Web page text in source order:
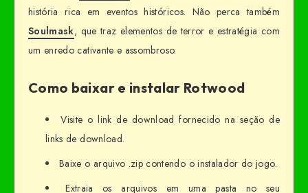
história rica em eventos históricos. Não perca também
Soulmask, que traz elementos de terror e estratégia com
um enredo cativante e assombroso.
Como baixar e instalar Rotwood
Visite o link de download fornecido na seção de
links de download.
Baixe o arquivo .zip contendo o instalador do jogo.
Extraia os arquivos em uma pasta no seu